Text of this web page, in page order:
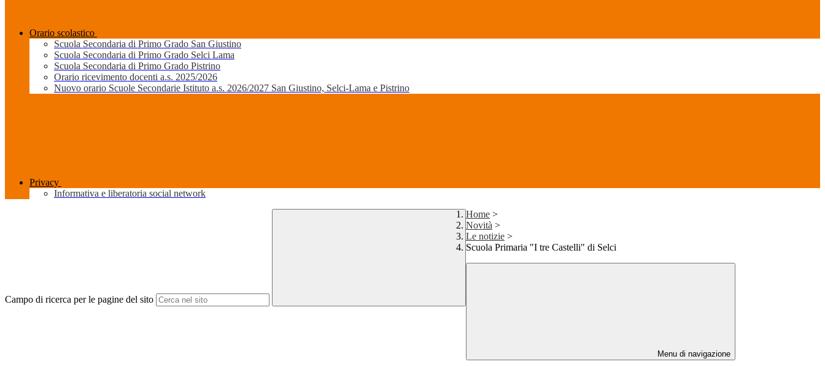
Orario scolastico
Scuola Secondaria di Primo Grado San Giustino
Scuola Secondaria di Primo Grado Selci Lama
Scuola Secondaria di Primo Grado Pistrino
Orario ricevimento docenti a.s. 2025/2026
Nuovo orario Scuole Secondarie Istituto a.s. 2026/2027 San Giustino, Selci-Lama e Pistrino
Privacy
Informativa e liberatoria social network
Campo di ricerca per le pagine del sito
Home >
Novità >
Le notizie >
Scuola Primaria "I tre Castelli" di Selci
Menu di navigazione